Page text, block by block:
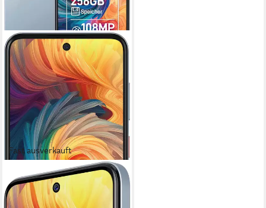
Fast ausverkauft
Blade V70 Smartphone
17,02 cm/6,7 Zoll Bildschirmdiagonale